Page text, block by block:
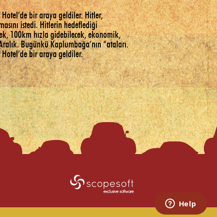
Hotel’de bir araya geldiler. Hitler,
istedi. Hitlerin hedeflediği
100km hızla gidebilecek, ekonomik,
Bugünkü Kaplumbağa’nın “ataları.
Hotel’de bir araya geldiler.